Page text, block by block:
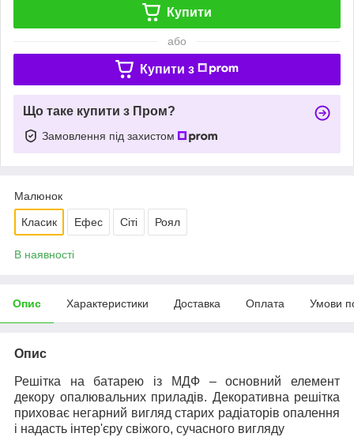
Купити
або
Купити з
Що таке купити з Пром?
Замовлення під захистом
Малюнок
Класик Ефес Сіті Роял
В наявності
Опис Характеристики Доставка Оплата Умови
Опис
Решітка на батарею із МДФ – основний елемент
декору опалювальних приладів. Декоративна решітка
приховає негарний вигляд старих радіаторів опалення
і надасть інтер'єру свіжого, сучасного вигляду